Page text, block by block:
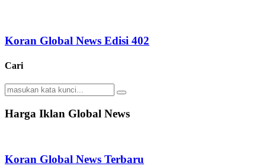
Koran Global News Edisi 402
Cari
Search
for:
Search
Harga Iklan Global News
Koran Global News Terbaru